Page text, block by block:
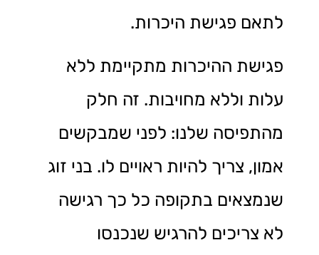
לתאם פגישת היכרות.
פגישת ההיכרות מתקיימת ללא
עלות וללא מחויבות. זה חלק
מהתפיסה שלנו: לפני שמבקשים
אמון, צריך להיות ראויים לו. בני זוג
שנמצאים בתקופה כל כך רגישה
לא צריכים להרגיש שנכנסו